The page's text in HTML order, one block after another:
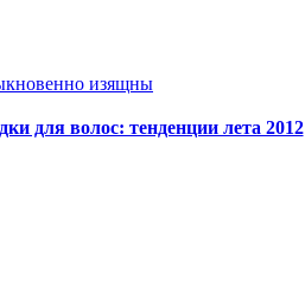
изящны
для волос: тенденции лета 2012